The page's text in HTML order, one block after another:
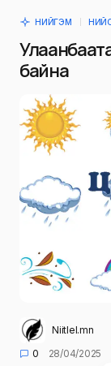
НИЙГЭМ
байна
Niitlel.mn
0
28/04/2025